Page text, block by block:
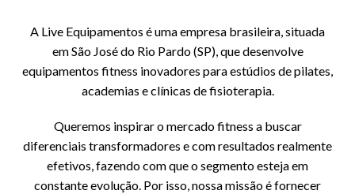
A Live Equipamentos é uma empresa brasileira, situada
em São José do Rio Pardo (SP), que desenvolve
equipamentos fitness inovadores para estúdios de pilates,
academias e clínicas de fisioterapia.
Queremos inspirar o mercado fitness a buscar
diferenciais transformadores e com resultados realmente
efetivos, fazendo com que o segmento esteja em
constante evolução. Por isso, nossa missão é fornecer